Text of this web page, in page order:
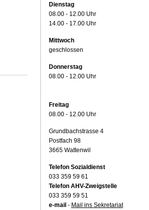
Dienstag
08.00 - 12.00 Uhr
14.00 - 17.00 Uhr
Mittwoch
geschlossen
Donnerstag
08.00 - 12.00 Uhr
Freitag
08.00 - 12.00 Uhr
Grundbachstrasse 4
Postfach 98
3665 Wattenwil
Telefon Sozialdienst
033 359 59 61
Telefon AHV-Zweigstelle
033 359 59 51
e-mail - Mail ins Sekretariat